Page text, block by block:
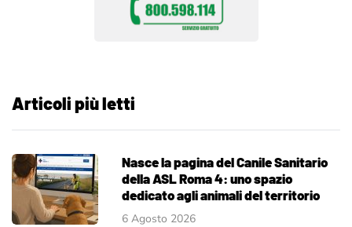
Articoli più letti
Nasce la pagina del Canile Sanitario
della ASL Roma 4: uno spazio
dedicato agli animali del territorio
6 Agosto 2026